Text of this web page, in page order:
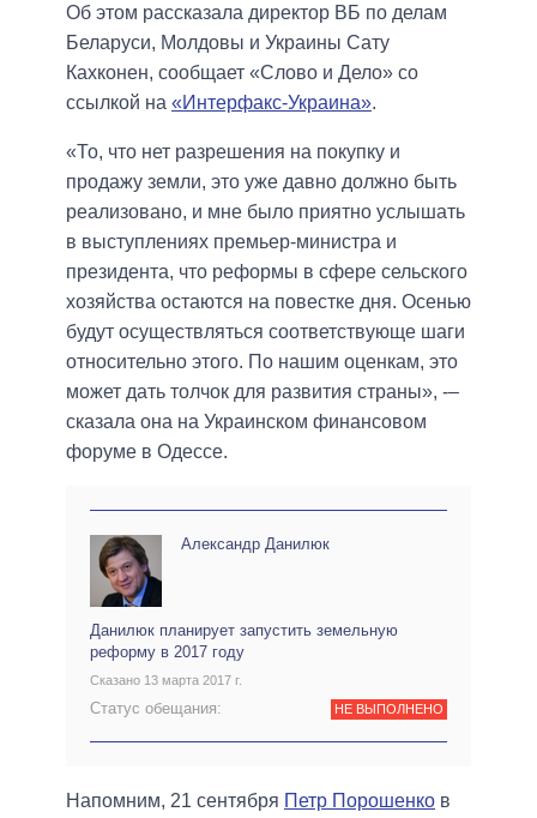
Об этом рассказала директор ВБ по делам
Беларуси, Молдовы и Украины Сату
Кахконен, сообщает «Слово и Дело» со
ссылкой на «Интерфакс-Украина».
«То, что нет разрешения на покупку и
продажу земли, это уже давно должно быть
реализовано, и мне было приятно услышать
в выступлениях премьер-министра и
президента, что реформы в сфере сельского
хозяйства остаются на повестке дня. Осенью
будут осуществляться соответствующе шаги
относительно этого. По нашим оценкам, это
может дать толчок для развития страны», -–
сказала она на Украинском финансовом
форуме в Одессе.
Александр Данилюк
Данилюк планирует запустить земельную
реформу в 2017 году
Сказано 13 марта 2017 г.
Статус обещания: НЕ ВЫПОЛНЕНО
Напомним, 21 сентября Петр Порошенко в